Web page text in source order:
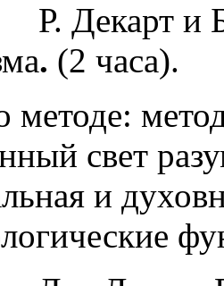
Р. Декарт и
. (2 часа).
методе:
свет
и